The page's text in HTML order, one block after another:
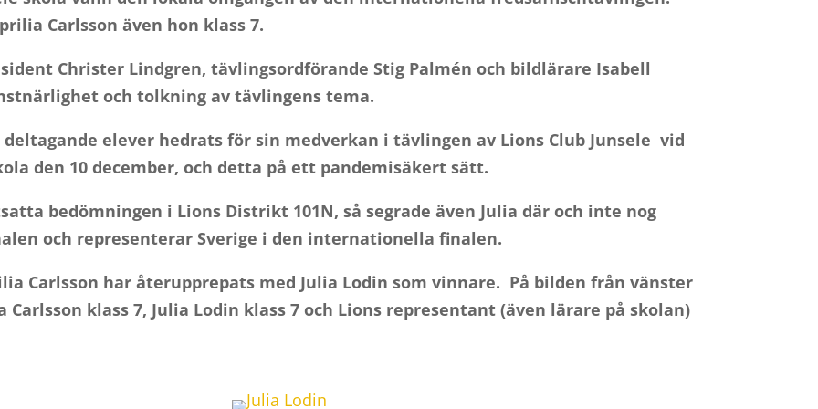
Carlsson även hon klass 7.
Christer Lindgren, tävlingsordförande Stig Palmén och bildlärare Isabell
och tolkning av tävlingens tema.
elever hedrats för sin medverkan i tävlingen av Lions Club Junsele vid
den 10 december, och detta på ett pandemisäkert sätt.
bedömningen i Lions Distrikt 101N, så segrade även Julia där och inte nog
och representerar Sverige i den internationella finalen.
Carlsson har återupprepats med Julia Lodin som vinnare. På bilden från vänster
klass 7, Julia Lodin klass 7 och Lions representant (även lärare på skolan)